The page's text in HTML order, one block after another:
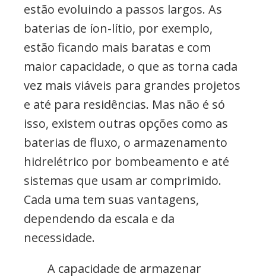
estão evoluindo a passos largos. As
baterias de íon-lítio, por exemplo,
estão ficando mais baratas e com
maior capacidade, o que as torna cada
vez mais viáveis para grandes projetos
e até para residências. Mas não é só
isso, existem outras opções como as
baterias de fluxo, o armazenamento
hidrelétrico por bombeamento e até
sistemas que usam ar comprimido.
Cada uma tem suas vantagens,
dependendo da escala e da
necessidade.
A capacidade de armazenar